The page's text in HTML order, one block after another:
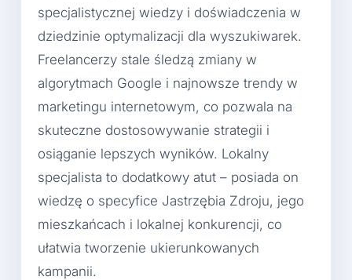
specjalistycznej wiedzy i doświadczenia w
dziedzinie optymalizacji dla wyszukiwarek.
Freelancerzy stale śledzą zmiany w
algorytmach Google i najnowsze trendy w
marketingu internetowym, co pozwala na
skuteczne dostosowywanie strategii i
osiąganie lepszych wyników. Lokalny
specjalista to dodatkowy atut – posiada on
wiedzę o specyfice Jastrzębia Zdroju, jego
mieszkańcach i lokalnej konkurencji, co
ułatwia tworzenie ukierunkowanych
kampanii.